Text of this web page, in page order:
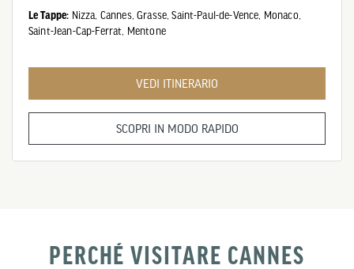
Le Tappe: Nizza, Cannes, Grasse, Saint-Paul-de-Vence,
Monaco,
Saint-Jean-Cap-Ferrat,
Mentone
VEDI ITINERARIO
SCOPRI IN MODO RAPIDO
PERCHÉ VISITARE CANNES